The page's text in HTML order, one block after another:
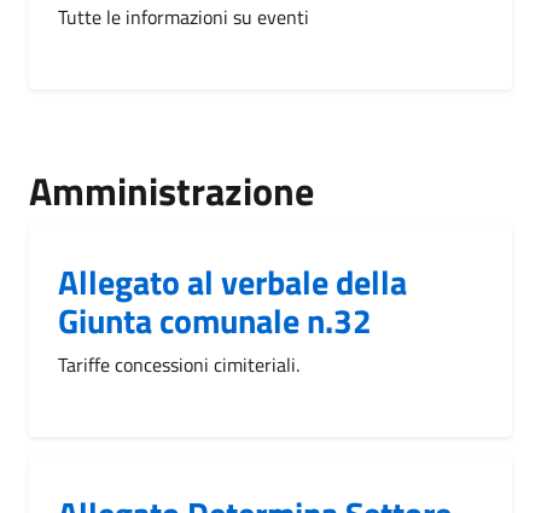
Tutte le informazioni su eventi
Amministrazione
Allegato al verbale della
Giunta comunale n.32
Tariffe concessioni cimiteriali.